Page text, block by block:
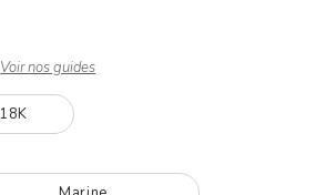
Voir nos guides